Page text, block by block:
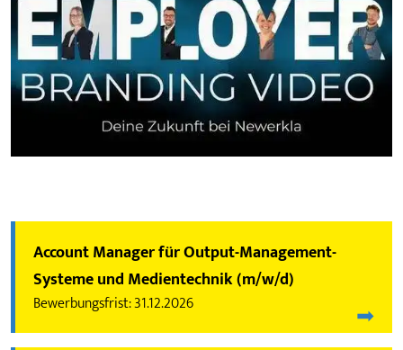
Account Manager für Output-Management-
Systeme und Medientechnik (m/w/d)
31.12.2026